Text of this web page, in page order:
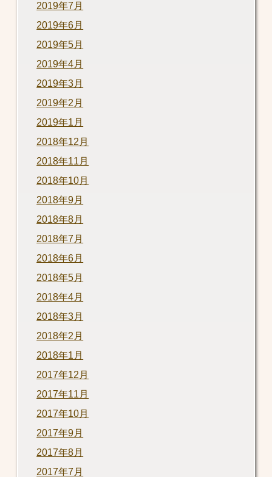
2019年7月
2019年6月
2019年5月
2019年4月
2019年3月
2019年2月
2019年1月
2018年12月
2018年11月
2018年10月
2018年9月
2018年8月
2018年7月
2018年6月
2018年5月
2018年4月
2018年3月
2018年2月
2018年1月
2017年12月
2017年11月
2017年10月
2017年9月
2017年8月
2017年7月